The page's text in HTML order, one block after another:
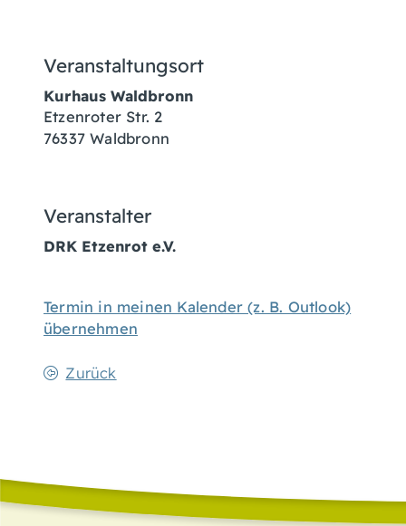
Veranstaltungsort
Kurhaus Waldbronn
Etzenroter Str. 2
76337 Waldbronn
Veranstalter
DRK Etzenrot e.V.
Termin in meinen Kalender (z. B. Outlook)
übernehmen
Zurück